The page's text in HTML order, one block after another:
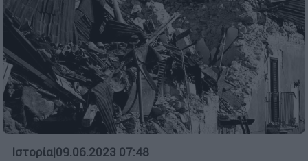
Ιστορία|09.06.2023 07:48